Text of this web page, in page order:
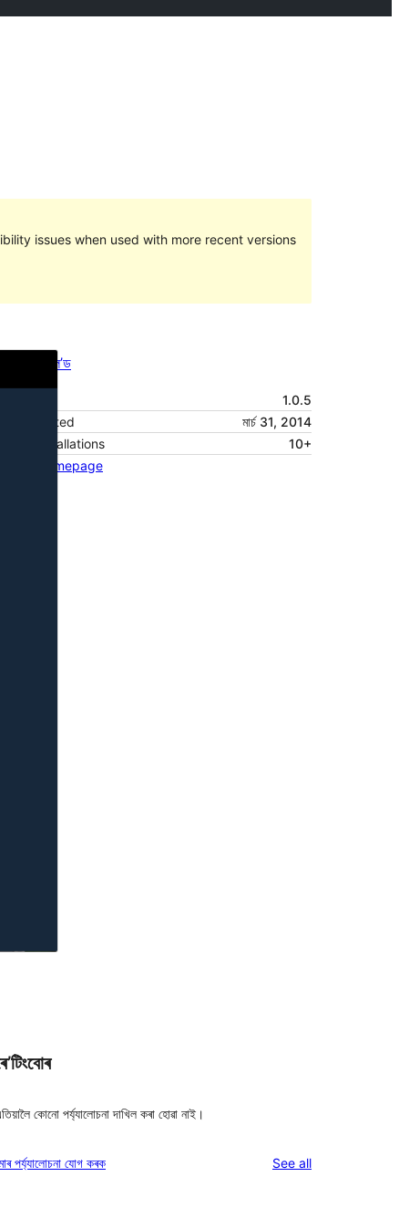
issues when used with more recent versions
ডাউনল’ড
1.0.5
Last updated
মাৰ্চ 31, 2014
Active installations
10+
Theme homepage
কোনো পৰ্য্যালোচনা দাখিল কৰা হোৱা নাই।
পৰ্য্যালোচনা যোগ কৰক See allreviews